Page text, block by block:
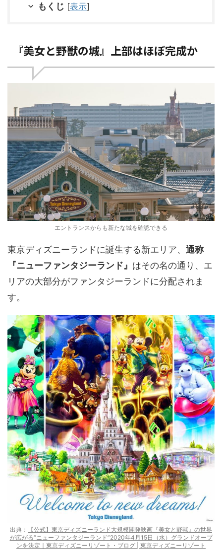
もくじ [表示]
『美女と野獣の城』上部はほぼ完成か
エントランスからも新たな城を確認できる
東京ディズニーランドに誕生する新エリア、 通称
『ニューファンタジーランド』 はその名の通り、エ
リアの大部分がファンタジーランドに分配されま
す。
出典：
【公式】東京ディズニーランド大規模開発映画『美女と野獣』の世界
が広がる“ニューファンタジーランド”2020年4月15日（水）グランドオープ
ンを決定｜東京ディズニーリゾート・ブログ | 東京ディズニーリゾート